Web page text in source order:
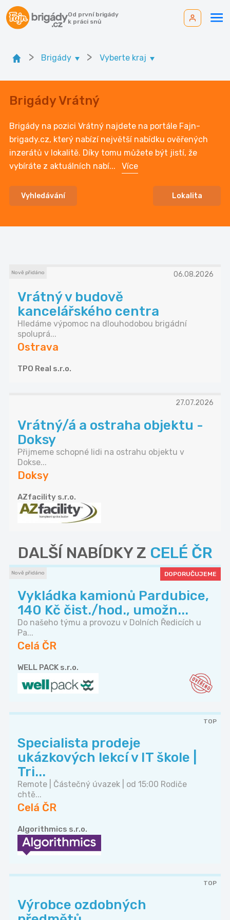
Od první brigády
k práci snů
> Brigády > Vyberte kraj
Brigády Vrátný
Brigády na pozici Vrátný najdete na portále Fajn-
brigady.cz, který nabízí největší nabídku ověřených
inzerátů v lokalitě. Díky tomu můžete být jistí, že
vybíráte z aktuálních nabí... Více
Vyhledávání Lokalita
Nově přidáno 06.08.2026
Vrátný v budově
kancelářského centra
Hledáme výpomoc na dlouhodobou brigádní
spoluprá...
Ostrava
TPO Real s.r.o.
27.07.2026
Vrátný/á a ostraha objektu -
Doksy
Přijmeme schopné lidi na ostrahu objektu v
Dokse...
Doksy
AZfacility s.r.o.
DALŠÍ NABÍDKY Z CELÉ ČR
Nově přidáno DOPORUČUJEME
Vykládka kamionů Pardubice,
140 Kč čist./hod., umožn...
Do našeho týmu a provozu v Dolních Ředicích u
Pa...
Celá ČR
WELL PACK s.r.o.
TOP
Specialista prodeje
ukázkových lekcí v IT škole |
Tri...
Remote | Částečný úvazek | od 15:00 Rodiče
chtě...
Celá ČR
Algorithmics s.r.o.
TOP
Výrobce ozdobných